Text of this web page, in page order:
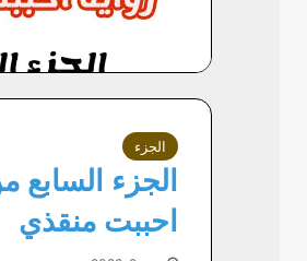
الجزء
الجزء السابع
احببت منقذي